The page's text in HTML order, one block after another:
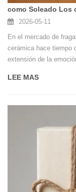
2026-05-11
En el mercado de
cerámica hace tiempo
extensión de la
diseño y la producción
una crisis.
LEE MAS